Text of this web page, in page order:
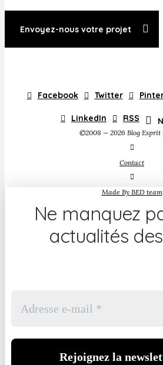
Envoyez-nous votre projet
Facebook Twitter
LinkedIn RSS
©2008 — 2026 Blog Esprit
Contact
Made By BED team
Ne manquez
actualités